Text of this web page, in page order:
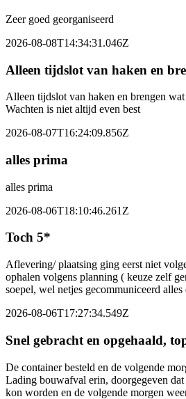
Zeer goed georganiseerd
2026-08-08T14:34:31.046Z
Alleen tijdslot van haken en
Alleen tijdslot van haken en brengen
Wachten is niet altijd even best
2026-08-07T16:24:09.856Z
alles prima
alles prima
2026-08-06T18:10:46.261Z
Toch 5*
Aflevering/ plaatsing ging eerst niet
ophalen volgens planning ( keuze zelf
soepel, wel netjes gecommuniceerd
2026-08-06T17:27:34.549Z
Snel gebracht en opgehaald,
De container besteld en de volgende
Lading bouwafval erin, doorgegeven dat
kon worden en de volgende morgen